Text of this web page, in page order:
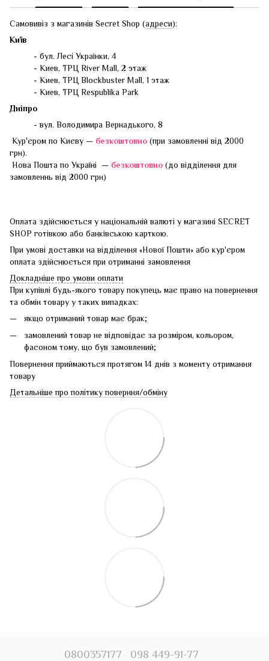
Самовивіз з магазинів Secret Shop (адреси):
Київ
- бул. Лесі Українки, 4
- Киев, ТРЦ River Mall, 2 этаж
- Киев, ТРЦ Blockbuster Mall, 1 этаж
- Киев, ТРЦ Respublika Park
Дніпро
- вул. Володимира Вернадького, 8
Кур'єром по Києву — безкоштовно (при замовленні від 2000
грн).
Нова Пошта по Україні — безкоштовно (до відділення для
замовленнь від 2000 грн)
Оплата здійснюється у національній валюті у магазині SECRET
SHOP готівкою або банківською карткою.
При умові доставки на відділення «Нової Пошти» або кур'єром
оплата здійснюється при отриманні замовлення
Докладніше про умови оплати
При купівлі будь-якого товару покупець має право на повернення
та обмін товару у таких випадках:
якщо отриманий товар має брак;
замовлений товар не відповідає за розміром, кольором,
фасоном тому, що був замовлений;
Повернення приймаються протягом 14 днів з моменту отримання
товару
Детальніше про політику поверння/обміну
0800357177 098 449-91-77